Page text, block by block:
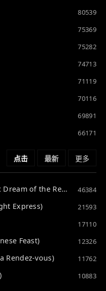
80539
75369
75282
74713
71119
70116
69891
66171
更多
点击 最新
of the Red Chamber)
46384
Express)
21593
17110
Feast)
12326
Rendez-vous)
11762
10883